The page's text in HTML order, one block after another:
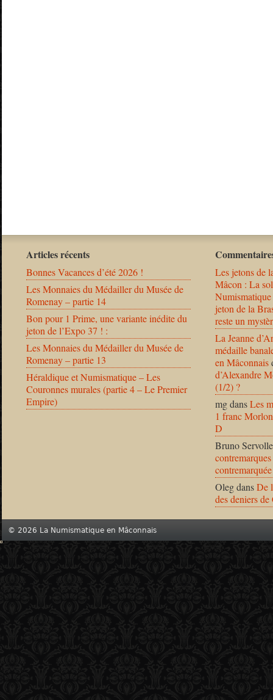
Articles récents
Bonnes Vacances d’été 2026 !
Les Monnaies du Médailler du Musée de
Romenay – partie 14
Bon pour 1 Prime, une variante inédite du
jeton de l’Expo 37 ! :
Les Monnaies du Médailler du Musée de
Romenay – partie 13
Héraldique et Numismatique – Les
Couronnes murales (partie 4 – Le Premier
Empire)
Les jetons de
Mâcon : La
jeton de la
reste un
La Jeanne
médaille
en Mâconnais
d’Alexandre
(1/2) ?
mgdansLes
1 franc
D
Bruno Servolle
OlegdansDe
des deniers
© 2026 La Numismatique en Mâconnais